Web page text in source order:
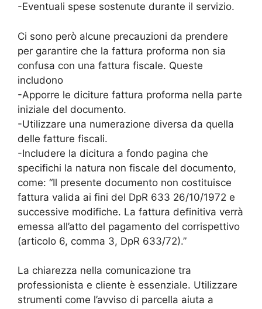
-Eventuali spese sostenute durante il servizio.
Ci sono però alcune precauzioni da prendere
per garantire che la fattura proforma non sia
confusa con una fattura fiscale. Queste
includono
-Apporre le diciture fattura proforma nella parte
iniziale del documento.
-Utilizzare una numerazione diversa da quella
delle fatture fiscali.
-Includere la dicitura a fondo pagina che
specifichi la natura non fiscale del documento,
come: “Il presente documento non costituisce
fattura valida ai fini del DpR 633 26/10/1972 e
successive modifiche. La fattura definitiva verrà
emessa all’atto del pagamento del corrispettivo
(articolo 6, comma 3, DpR 633/72).”
La chiarezza nella comunicazione tra
professionista e cliente è essenziale. Utilizzare
strumenti come l’avviso di parcella aiuta a